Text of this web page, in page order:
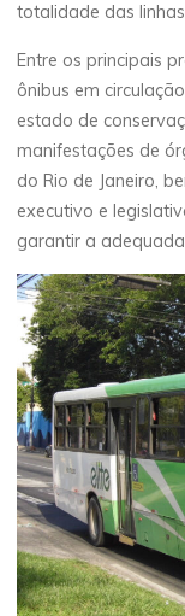
totalidade das
Entre os principais
ônibus em
estado de
manifestações de
do Rio de Janeiro,
executivo e
garantir a